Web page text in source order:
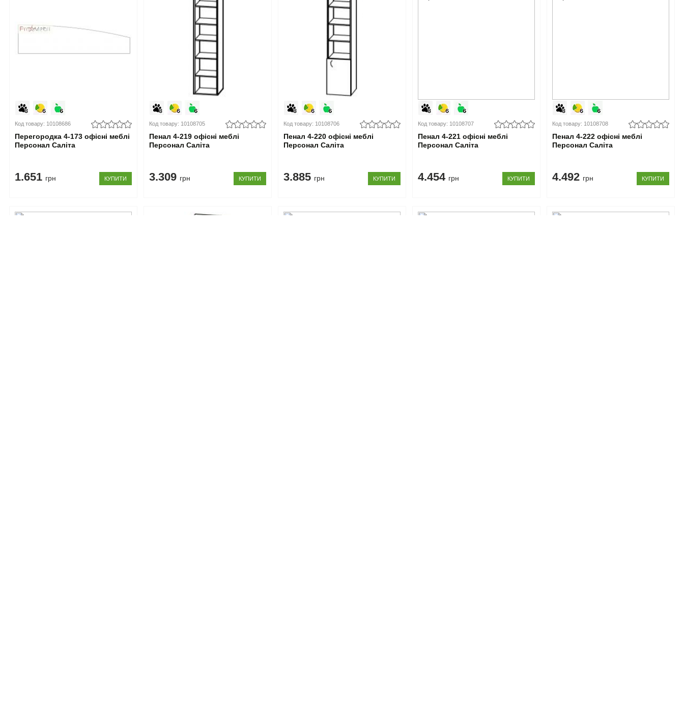
Код товару: 10108686
Перегородка 4-173 офісні меблі
Персонал Саліта
1.651 грн КУПИТИ
Код товару: 10108705
Пенал 4-219 офісні меблі
Персонал Саліта
3.309 грн КУПИТИ
Код товару: 10108706
Пенал 4-220 офісні меблі
Персонал Саліта
3.885 грн КУПИТИ
Код товару: 10108707
Пенал 4-221 офісні меблі
Персонал Саліта
4.454 грн КУПИТИ
Код товару: 10108708
Пенал 4-222 офісні меблі
Персонал Саліта
4.492 грн КУПИТИ